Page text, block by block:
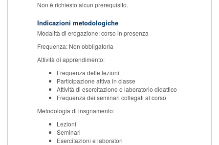
Non è richiesto alcun prerequisito.
Indicazioni metodologiche
Modalità di erogazione: corso in presenza
Frequenza: Non obbligatoria
Attività di apprendimento:
Frequenza delle lezioni
Participazione attiva in classe
Attività di esercitazione e laboratorio didattico
Frequenza dei seminari collegati al corso
Metodologia di insgnamento:
Lezioni
Seminari
Esercitazioni e laboratori